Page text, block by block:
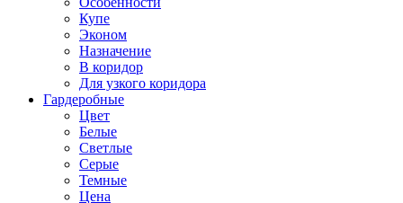
Купе
Эконом
Назначение
В коридор
Для узкого коридора
Гардеробные
Цвет
Белые
Светлые
Серые
Темные
Цена